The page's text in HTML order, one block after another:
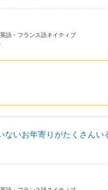
語・フランス語ネイティブ
ないお年寄りがたくさんい